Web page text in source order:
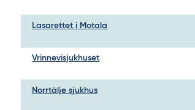
Lasarettet i Motala
Vrinnevisjukhuset
Norrtälje sjukhus